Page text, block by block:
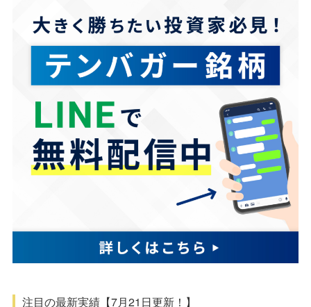
注目の最新実績【7月21日更新！】